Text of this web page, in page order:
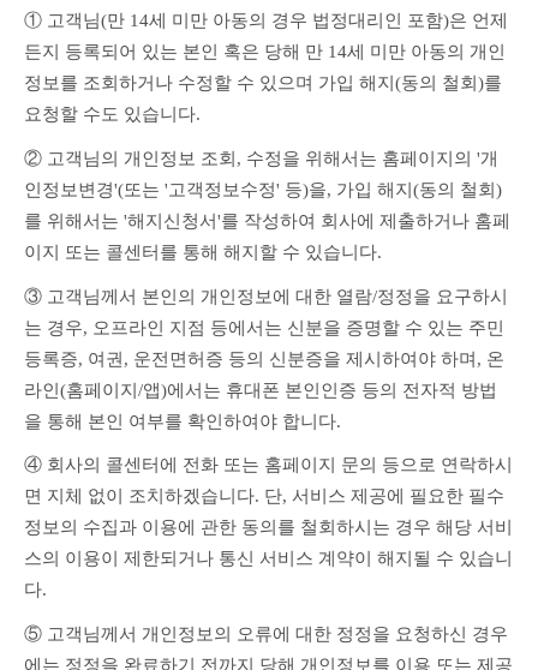
① 고객님(만 14세 미만 아동의 경우 법정대리인 포함)은 언제
든지 등록되어 있는 본인 혹은 당해 만 14세 미만 아동의 개인
정보를 조회하거나 수정할 수 있으며 가입 해지(동의 철회)를
요청할 수도 있습니다.
② 고객님의 개인정보 조회, 수정을 위해서는 홈페이지의 '개
인정보변경'(또는 '고객정보수정' 등)을, 가입 해지(동의 철회)
를 위해서는 '해지신청서'를 작성하여 회사에 제출하거나 홈페
이지 또는 콜센터를 통해 해지할 수 있습니다.
③ 고객님께서 본인의 개인정보에 대한 열람/정정을 요구하시
는 경우, 오프라인 지점 등에서는 신분을 증명할 수 있는 주민
등록증, 여권, 운전면허증 등의 신분증을 제시하여야 하며, 온
라인(홈페이지/앱)에서는 휴대폰 본인인증 등의 전자적 방법
을 통해 본인 여부를 확인하여야 합니다.
④ 회사의 콜센터에 전화 또는 홈페이지 문의 등으로 연락하시
면 지체 없이 조치하겠습니다. 단, 서비스 제공에 필요한 필수
정보의 수집과 이용에 관한 동의를 철회하시는 경우 해당 서비
스의 이용이 제한되거나 통신 서비스 계약이 해지될 수 있습니
다.
⑤ 고객님께서 개인정보의 오류에 대한 정정을 요청하신 경우
에는 정정을 완료하기 전까지 당해 개인정보를 이용 또는 제공